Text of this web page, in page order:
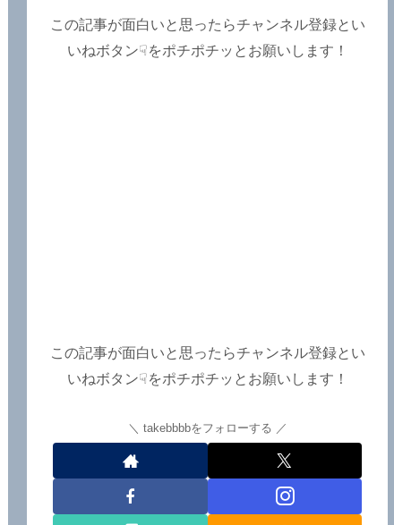
2025 セトリ】【LOVEBITES
海外の反応】あたりがトレン
ドキーワードのようです。
この記事が面白いと思ったらチャンネル登録とい
いねボタン☟をポチポチッとお願いします！
この記事が面白いと思ったらチャンネル登録とい
いねボタン☟をポチポチッとお願いします！
takebbbbをフォローする